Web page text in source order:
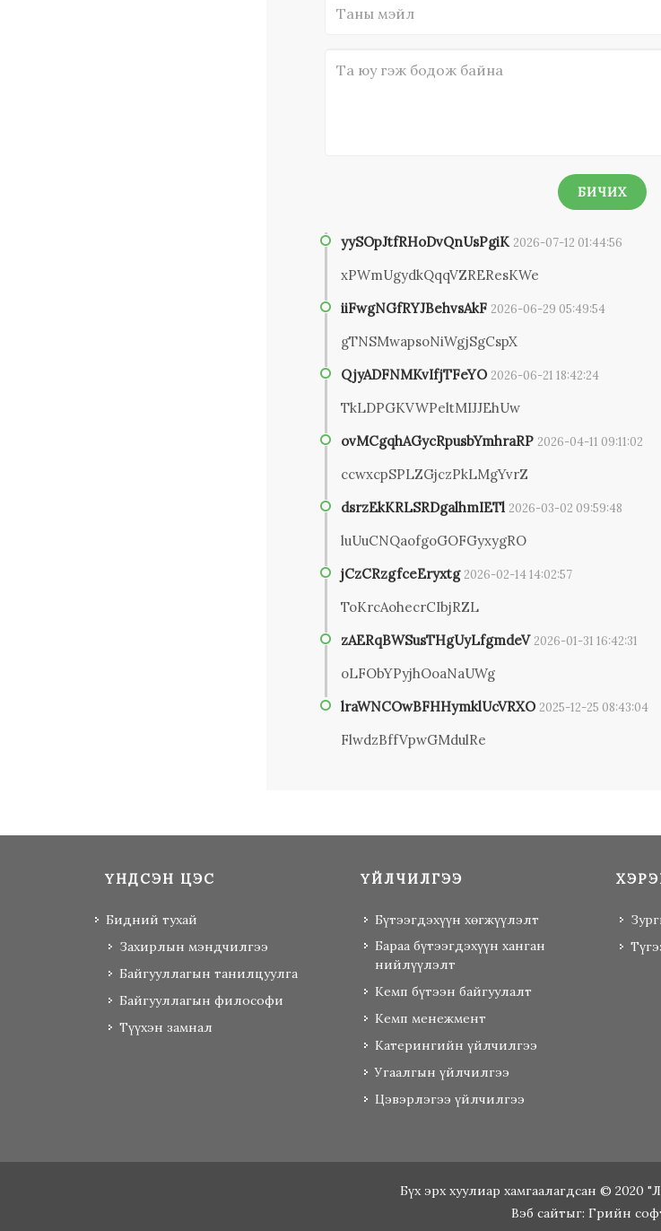
БИЧИХ
yySOpJtfRHoDvQnUsPgiK 2026-07-12 01:44:56
xPWmUgydkQqqVZREResKWe
iiFwgNGfRYJBehvsAkF 2026-06-29 05:49:54
gTNSMwapsoNiWgjSgCspX
QjyADFNMKvIfjTFeYO 2026-06-21 18:42:24
TkLDPGKVWPeltMIJJEhUw
ovMCgqhAGycRpusbYmhraRP 2026-04-11 09:11:02
ccwxcpSPLZGjczPkLMgYvrZ
dsrzEkKRLSRDgalhmIETl 2026-03-02 09:59:48
luUuCNQaofgoGOFGyxygRO
jCzCRzgfceEryxtg 2026-02-14 14:02:57
ToKrcAohecrCIbjRZL
zAERqBWSusTHgUyLfgmdeV 2026-01-31 16:42:31
oLFObYPyjhOoaNaUWg
lraWNCOwBFHHymklUcVRXO 2025-12-25 08:43:04
FlwdzBffVpwGMdulRe
ҮНДСЭН ЦЭС
Бидний тухай
Захирлын мэндчилгээ
Байгууллагын танилцуулга
Байгууллагын философи
Түүхэн замнал
ҮЙЛЧИЛГЭЭ
Бүтээгдэхүүн хөгжүүлэлт
Бараа бүтээгдэхүүн ханган
нийлүүлэлт
Кемп бүтээн байгуулалт
Кемп менежмент
Катерингийн үйлчилгээ
Угаалгын үйлчилгээ
Цэвэрлэгээ үйлчилгээ
Бүх эрх хуулиар хамгаалагдсан © 2020
Вэб сайтыг: Грийн